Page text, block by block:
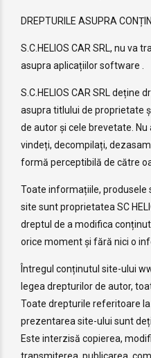
DREPTURILE ASUPRA
S.C.HELIOS CAR SRL, nu va
asupra aplicațiilor software .
S.C.HELIOS CAR SRL deține
asupra titlului de proprietate
de autor și cele brevetate.
vindeți, decompilați,
formă perceptibilă de către
Toate informațiile, produsele
site sunt proprietatea SC
dreptul de a modifica
orice moment și fără nici o
Întregul conținutul site-ului
legea drepturilor de autor,
Toate drepturile referitoare
prezentarea site-ului sunt
Este interzisă copierea,
transmiterea, publicarea,